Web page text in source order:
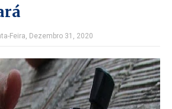
Feira, Dezembro 31, 2020